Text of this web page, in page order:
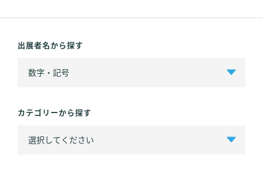
出展者名から探す
カテゴリーから探す